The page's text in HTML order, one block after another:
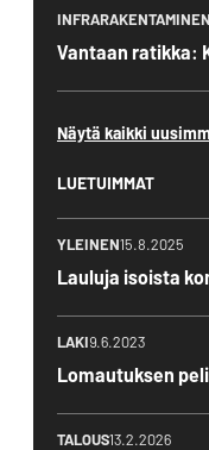
INFRARAKENTAMINEN
Vantaan ratikka:
Näytä kaikki
LUETUIMMAT
YLEINEN15.8.2025
Lauluja isoista
LAKI9.6.2023
Lomautuksen
TALOUS13.2.2026